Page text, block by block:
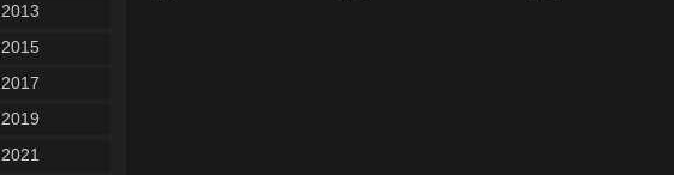
2013
2015
2017
2019
2021